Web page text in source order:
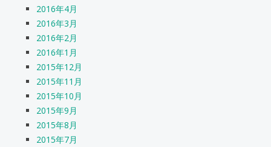
2016年4月
2016年3月
2016年2月
2016年1月
2015年12月
2015年11月
2015年10月
2015年9月
2015年8月
2015年7月